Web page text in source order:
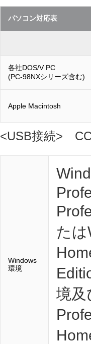
パソコン対応表
各社DOS/V PC
(PC-98NXシリーズ含む)
Apple Macintosh
<USB接続>
Windows
環境
た
境及